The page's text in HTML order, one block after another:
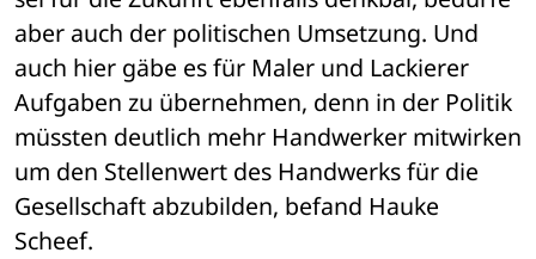
aber auch der politischen Umsetzung. Und
auch hier gäbe es für Maler und Lackierer
Aufgaben zu übernehmen, denn in der Politik
müssten deutlich mehr Handwerker mitwirken
um den Stellenwert des Handwerks für die
Gesellschaft abzubilden, befand Hauke
Scheef.